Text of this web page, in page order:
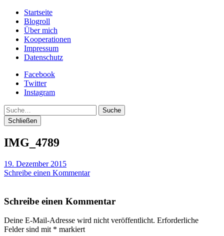
Startseite
Blogroll
Über mich
Kooperationen
Impressum
Datenschutz
Facebook
Twitter
Instagram
Suche
Schließen
IMG_4789
19. Dezember 2015
Schreibe einen Kommentar
Schreibe einen Kommentar
Deine E-Mail-Adresse wird nicht veröffentlicht. Erforderliche
Felder sind mit * markiert